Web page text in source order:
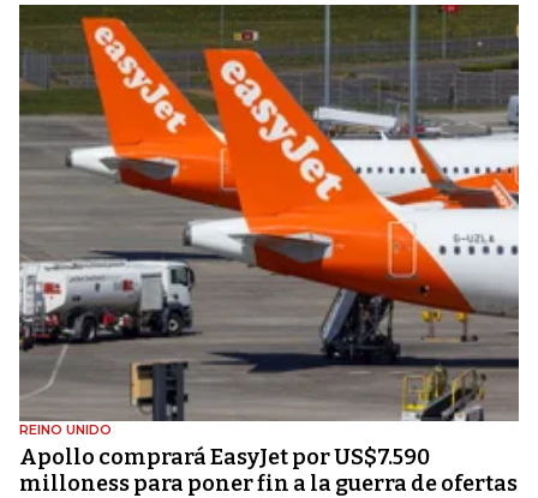
REINO UNIDO
Apollo comprará EasyJet por US$7.590
milloness para poner fin a la guerra de ofertas